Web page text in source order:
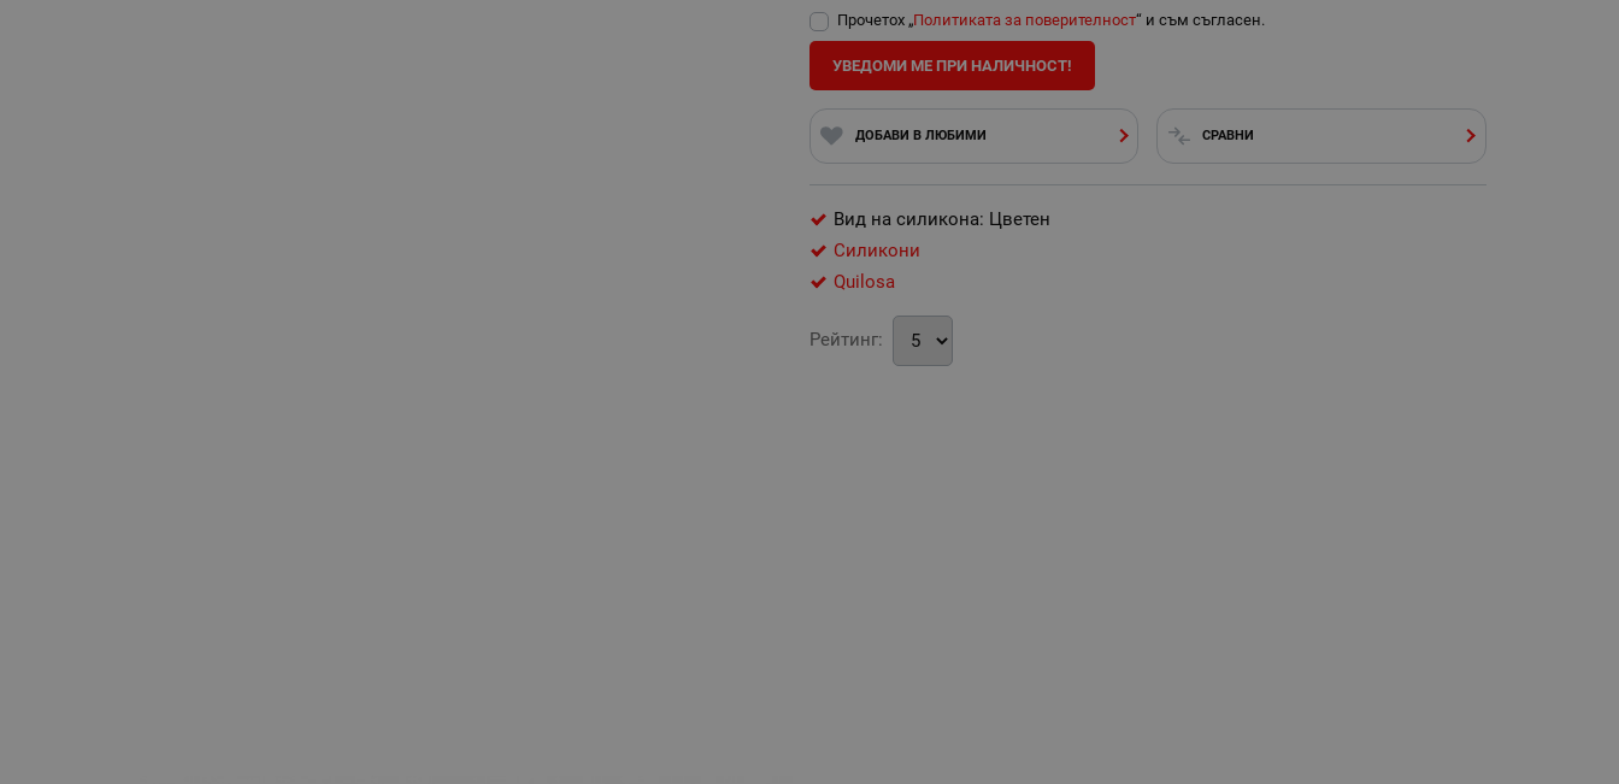
Прочетох „Политиката за поверителност“ и съм съгласен.
УВЕДОМИ МЕ ПРИ НАЛИЧНОСТ!
ДОБАВИ В ЛЮБИМИ СРАВНИ
Вид на силикона: Цветен
Силикони
Quilosa
Рейтинг: